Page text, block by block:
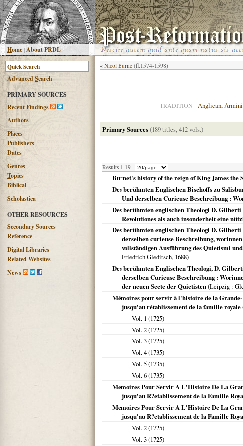
Home|About PRDL
AdvancedSearch
PRIMARY SOURCES
Recent Findings
Authors
Places
Publishers
Dates
Genres
Topics
Biblical
Scholastica
OTHER RESOURCES
Secondary Sources
Reference
Digital Libraries
Related Websites
News
« Nicol Burne (fl.1574-1598)
TRADITION Anglican,
Primary Sources(189 titles, 412 vols.)
Results 1-19
Burnet's history of the reign of King James the
Des berühmten Englischen Bischoffs zu
Und derselben Curieuse Beschreibung :
Des berühmten englischen Theologi D.
Revolutiones als auch insonderheit eine
Des berühmten englischen Theologi D.
derselben curieuse Beschreibung,
vollständigen Ausführung des Quietismi
Friedrich Gleditsch, 1688)
Des berühmten Englischen Theologi, D.
derselben Curieuse Beschreibung :
der neuen Secte der Quietisten(Leipzig :
Mémoires pour servir à l'histoire de la Grande-
jusqu'au rétablissement de la famille royale
Vol. 1 (1725)
Vol. 2 (1725)
Vol. 3 (1725)
Vol. 4 (1735)
Vol. 5 (1735)
Vol. 6 (1735)
Memoires Pour Servir A L'Histoire De La
jusqu'au R?etablissement de la Famille
Memoires Pour Servir A L'Histoire De La
jusqu'au R?etablissement de la Famille
Vol. 2 (1725)
Vol. 3 (1725)